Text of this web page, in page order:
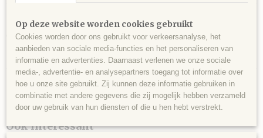
PBB-001
Gegraveerde beugels, aluminium.
Lichtgewicht beugels die gebogen zijn.
Ook interessant
Op deze website worden cookies gebruikt
Cookies worden door ons gebruikt voor verkeersanalyse, het
aanbieden van sociale media-functies en het personaliseren van
informatie en advertenties. Daarnaast verlenen we onze sociale
media-, advertentie- en analysepartners toegang tot informatie over
hoe u onze site gebruikt. Zij kunnen deze informatie gebruiken in
combinatie met andere gegevens die zij mogelijk hebben verzameld
door uw gebruik van hun diensten of die u hen hebt verstrekt.